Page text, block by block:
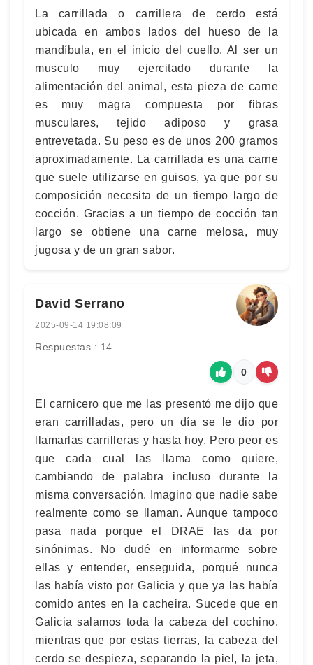
La carrillada o carrillera de cerdo está
ubicada en ambos lados del hueso de la
mandíbula, en el inicio del cuello. Al ser un
musculo muy ejercitado durante la
alimentación del animal, esta pieza de carne
es muy magra compuesta por fibras
musculares, tejido adiposo y grasa
entrevetada. Su peso es de unos 200 gramos
aproximadamente. La carrillada es una carne
que suele utilizarse en guisos, ya que por su
composición necesita de un tiempo largo de
cocción. Gracias a un tiempo de cocción tan
largo se obtiene una carne melosa, muy
jugosa y de un gran sabor.
David Serrano
2025-09-14 19:08:09
Respuestas : 14
0
El carnicero que me las presentó me dijo que
eran carrilladas, pero un día se le dio por
llamarlas carrilleras y hasta hoy. Pero peor es
que cada cual las llama como quiere,
cambiando de palabra incluso durante la
misma conversación. Imagino que nadie sabe
realmente como se llaman. Aunque tampoco
pasa nada porque el DRAE las da por
sinónimas. No dudé en informarme sobre
ellas y entender, enseguida, porqué nunca
las había visto por Galicia y que ya las había
comido antes en la cacheira. Sucede que en
Galicia salamos toda la cabeza del cochino,
mientras que por estas tierras, la cabeza del
cerdo se despieza, separando la piel, la jeta,